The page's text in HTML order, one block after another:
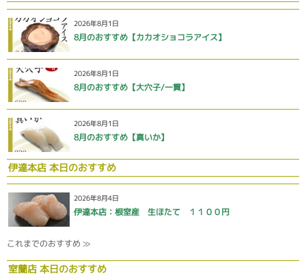
2026年8月1日
8月のおすすめ【カカオショコラアイス】
2026年8月1日
8月のおすすめ【大穴子/一貫】
2026年8月1日
8月のおすすめ【真いか】
伊達本店 本日のおすすめ
2026年8月4日
伊達本店：根室産 生ほたて １１００円
これまでのおすすめ ≫
室蘭店 本日のおすすめ